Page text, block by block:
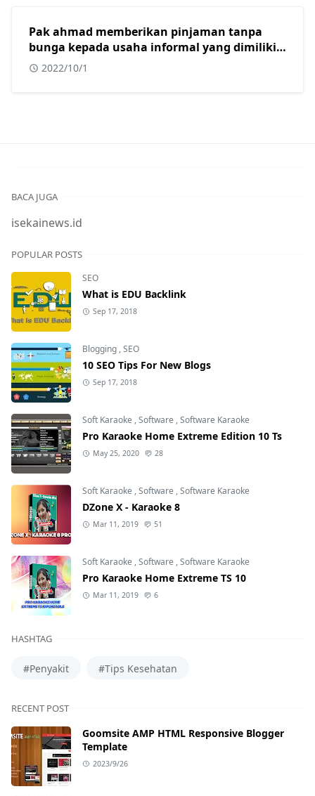
Pak ahmad memberikan pinjaman tanpa
bunga kepada usaha informal yang dimiliki
oleh beberapa warga muslim di kota
2022/10/1
BACA JUGA
isekainews.id
POPULAR POSTS
SEO
What is EDU Backlink
Sep 17, 2018
Blogging ,SEO
10 SEO Tips For New Blogs
Sep 17, 2018
Soft Karaoke ,Software ,Software Karaoke
Pro Karaoke Home Extreme Edition 10 Ts
May 25, 2020 28
Soft Karaoke ,Software ,Software Karaoke
DZone X - Karaoke 8
Mar 11, 2019 51
Soft Karaoke ,Software ,Software Karaoke
Pro Karaoke Home Extreme TS 10
Mar 11, 2019 6
HASHTAG
#Penyakit #Tips Kesehatan
RECENT POST
Goomsite AMP HTML Responsive Blogger
Template
2023/9/26